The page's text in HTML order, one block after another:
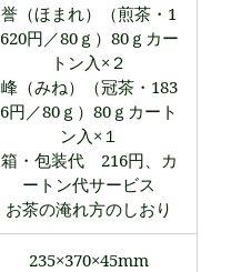
誉（ほまれ）（煎茶・1
620円／80ｇ）80ｇカー
トン入×２
峰（みね）（冠茶・183
6円／80ｇ）80ｇカート
ン入×１
箱・包装代 216円、カ
ートン代サービス
お茶の淹れ方のしおり
235×370×45mm